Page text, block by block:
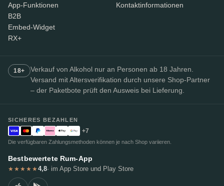
App-Funktionen
B2B
Embed-Widget
RX+
Kontaktinformationen
18+
Verkauf von Alkohol nur an Personen ab 18 Jahren.
Versand mit Altersverifikation durch unsere Shop-Partner
– der Paketbote prüft den Ausweis bei Lieferung.
SICHERES BEZAHLEN
+7
Die verfügbaren Zahlungsmethoden können je nach Shop variieren.
Bestbewertete Rum-App
★★★★★4,8· im App Store und Play Store